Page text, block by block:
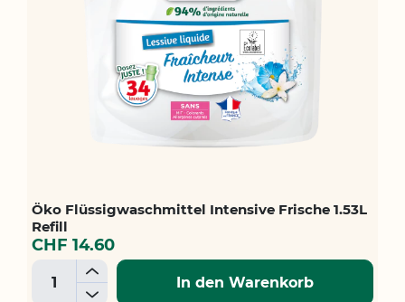
Öko Flüssigwaschmittel Intensive Frische 1.53L
Refill
CHF 14.60
+
-
In den Warenkorb